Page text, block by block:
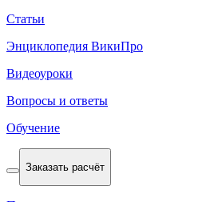
Статьи
Энциклопедия ВикиПро
Видеоуроки
Вопросы и ответы
Обучение
Заказать расчёт